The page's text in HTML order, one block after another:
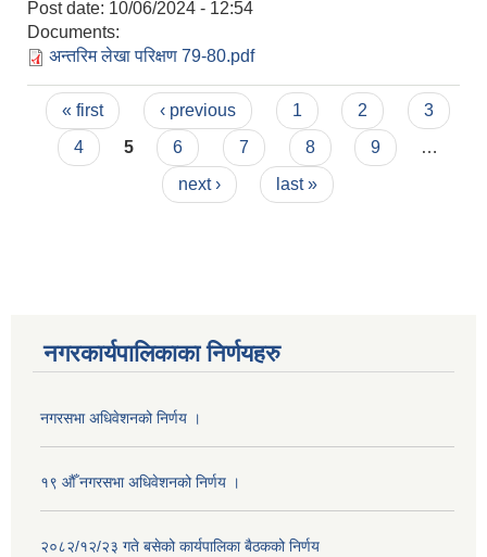
Post date: 10/06/2024 - 12:54
Documents:
अन्तरिम लेखा परिक्षण 79-80.pdf
Pages
« first ‹ previous 1 2
3
4
5 6 7 8 9
…
next ›
last »
नगरकार्यपालिकाका निर्णयहरु
नगरसभा अधिवेशनको निर्णय ।
१९ औँ नगरसभा अधिवेशनको निर्णय ।
२०८२/१२/२३ गते बसेको कार्यपालिका बैठकको निर्णय